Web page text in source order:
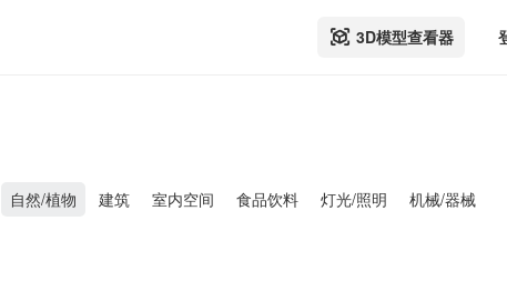
3D模型查看器
自然/植物 建筑 室内空间 食品饮料 灯光/照明 机械/器械